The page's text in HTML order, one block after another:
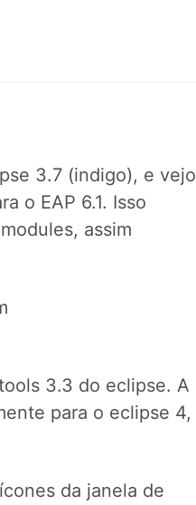
3.7 (indigo), e vejo
o EAP 6.1. Isso
assim
3.3 do eclipse. A
para o eclipse 4,
da janela de